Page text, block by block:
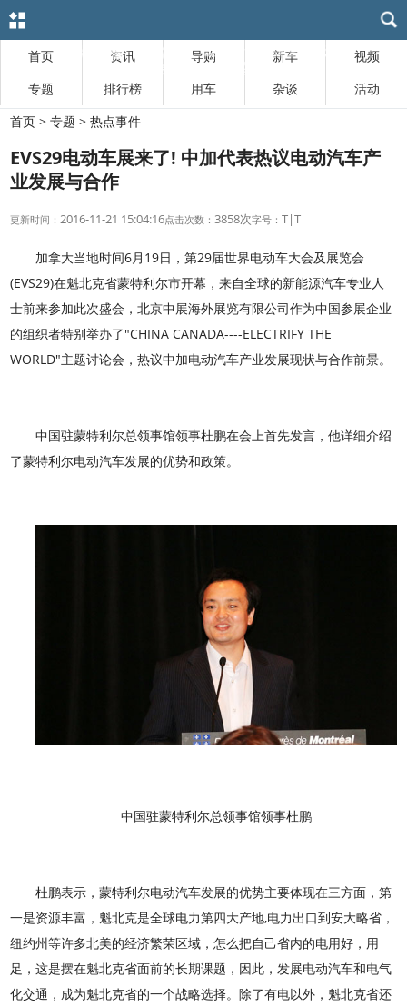
首页 资讯 导购 新车
视频
专题
排行榜 用车 杂谈
活动
首页 >专题 >热点事件
EVS29电动车展来了! 中加代表热议电动汽车产
业发展与合作
更新时间： 2016-11-21 15:04:16点击次数： 3858次字号：T|T
加拿大当地时间6月19日，第29届世界电动车大会及展览会
(EVS29)在魁北克省蒙特利尔市开幕，来自全球的新能源汽车专业人
士前来参加此次盛会，北京中展海外展览有限公司作为中国参展企业
的组织者特别举办了"CHINA CANADA----ELECTRIFY THE
WORLD"主题讨论会，热议中加电动汽车产业发展现状与合作前景。
中国驻蒙特利尔总领事馆领事杜鹏在会上首先发言，他详细介绍
了蒙特利尔电动汽车发展的优势和政策。
中国驻蒙特利尔总领事馆领事杜鹏
杜鹏表示，蒙特利尔电动汽车发展的优势主要体现在三方面，第
一是资源丰富，魁北克是全球电力第四大产地,电力出口到安大略省，
纽约州等许多北美的经济繁荣区域，怎么把自己省内的电用好，用
足，这是摆在魁北克省面前的长期课题，因此，发展电动汽车和电气
化交通，成为魁北克省的一个战略选择。除了有电以外，魁北克省还